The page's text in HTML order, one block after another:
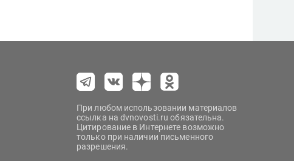
При любом использовании материалов
ссылка на dvnovosti.ru обязательна.
Цитирование в Интернете возможно
только при наличии письменного
разрешения.